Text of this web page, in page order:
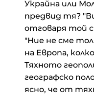
Украйна или
предвид тя?
отговаря той
"Ние не сме
на Европа,
Тяхното
географско
ясно, че от